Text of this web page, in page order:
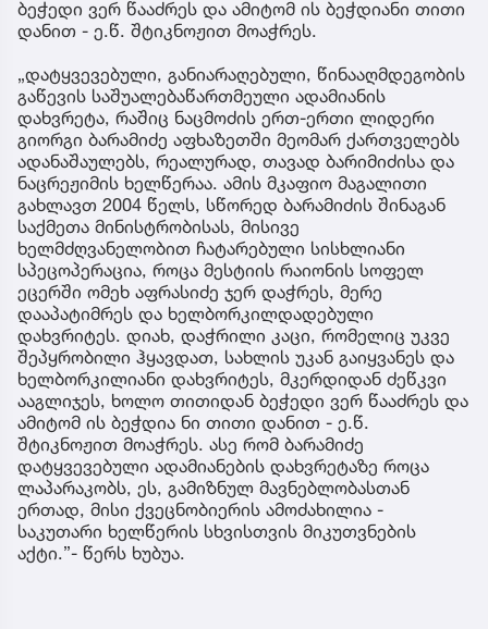
ბეჭედი ვერ წააძრეს და ამიტომ ის ბეჭდიანი თითი
დანით - ე.წ. შტიკნოჟით მოაჭრეს.
„დატყვევებული, განიარაღებული, წინააღმდეგობის
გაწევის საშუალებაწართმეული ადამიანის
დახვრეტა, რაშიც ნაცმოძის ერთ-ერთი ლიდერი
გიორგი ბარამიძე აფხაზეთში მეომარ ქართველებს
ადანაშაულებს, რეალურად, თავად ბარიმიძისა და
ნაცრეჟიმის ხელწერაა. ამის მკაფიო მაგალითი
გახლავთ 2004 წელს, სწორედ ბარამიძის შინაგან
საქმეთა მინისტრობისას, მისივე
ხელმძღვანელობით ჩატარებული სისხლიანი
სპეცოპერაცია, როცა მესტიის რაიონის სოფელ
ეცერში ომეხ აფრასიძე ჯერ დაჭრეს, მერე
დააპატიმრეს და ხელბორკილდადებული
დახვრიტეს. დიახ, დაჭრილი კაცი, რომელიც უკვე
შეპყრობილი ჰყავდათ, სახლის უკან გაიყვანეს და
ხელბორკილიანი დახვრიტეს, მკერდიდან ძეწკვი
ააგლიჯეს, ხოლო თითიდან ბეჭედი ვერ წააძრეს და
ამიტომ ის ბეჭდია ნი თითი დანით - ე.წ.
შტიკნოჟით მოაჭრეს. ასე რომ ბარამიძე
დატყვევებული ადამიანების დახვრეტაზე როცა
ლაპარაკობს, ეს, გამიზნულ მავნებლობასთან
ერთად, მისი ქვეცნობიერის ამოძახილია -
საკუთარი ხელწერის სხვისთვის მიკუთვნების
აქტი.”- წერს ხუბუა.